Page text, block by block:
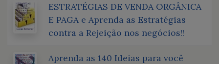
ESTRATÉGIAS DE VENDA ORGÂNICA
E PAGA e Aprenda as Estratégias
contra a Rejeição nos negócios!!
Aprenda as 140 Ideias para você